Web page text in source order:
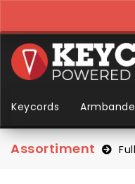
Keycords
Assortiment